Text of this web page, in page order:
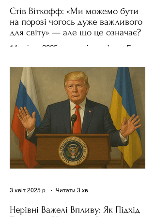
Стів Віткофф: «Ми можемо бути
на порозі чогось дуже важливого
для світу» — але що це означає?
14 квітня 2025 року , в інтерв’ю на Fox
Трампа та бізнесмен Стів Віткофф
поділився враженнями після...
Нерівні Важелі Впливу: Як Підхід
3 квіт. 2025 р. Читати 3 хв